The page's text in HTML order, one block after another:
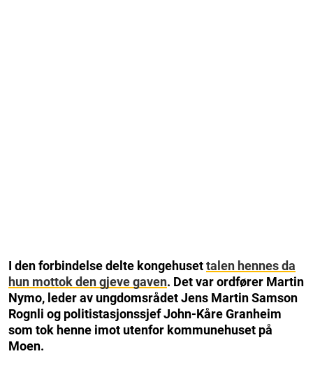
I den forbindelse delte kongehusettalen hennes da
hun mottok den gjeve gaven. Det var ordfører Martin
Nymo, leder av ungdomsrådet Jens Martin Samson
Rognli og politistasjonssjef John-Kåre Granheim
som tok henne imot utenfor kommunehuset på
Moen.